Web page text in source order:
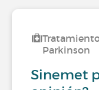
Parkinson
Sinemet